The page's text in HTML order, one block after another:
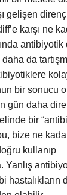
gelişen
karşı ne
antibiyotik
da
bir sonucu
gün daha
bir
bize ne
kullanıp
Yanlış
hastalıkların